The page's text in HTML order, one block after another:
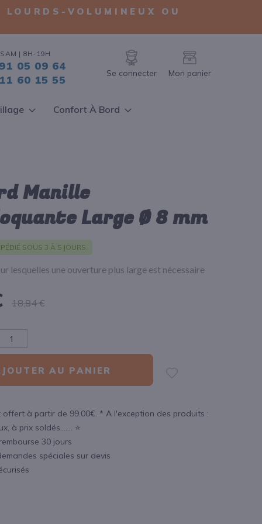
VOLUMINEUX OU
| 8H-19H
05 09 64
60 15 55
Se connecter Mon panier
Confort À Bord
Manille
Large Ø 8 mm
SOUS 3 À 5 JOURS.
lesquelles une ouverture plus large est nécessaire
18,84 €
AU PANIER
offert à partir de 99.00€. * A l'exception des produits :
à prix soldés....... ⭐
30 jours
spéciales sur devis